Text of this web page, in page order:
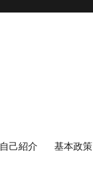
自己紹介 基本政策